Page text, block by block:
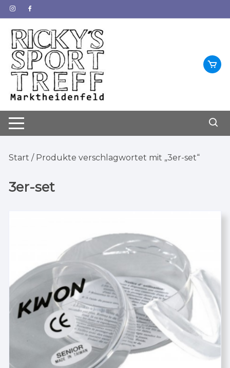
Zum
Inhalt
springen
Start / Produkte verschlagwortet mit „3er-set“
3er-set